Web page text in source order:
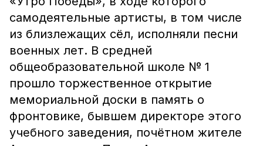
самодеятельные артисты, в том числе
из близлежащих сёл, исполняли песни
военных лет. В средней
общеобразовательной школе № 1
прошло торжественное открытие
мемориальной доски в память о
фронтовике, бывшем директоре этого
учебного заведения, почётном жителе